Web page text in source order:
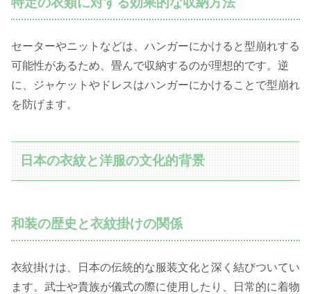
セーターやニットなどは、ハンガーにかけると型崩れする
可能性があるため、畳んで収納するのが理想的です。逆
に、ジャケットやドレスはハンガーにかけることで型崩れ
を防げます。
日本の衣紋と洋服の文化的背景
和装の歴史と衣紋掛けの関係
衣紋掛けは、日本の伝統的な服装文化と深く結びついてい
ます。武士や貴族が儀式の際に使用したり、日常的に着物